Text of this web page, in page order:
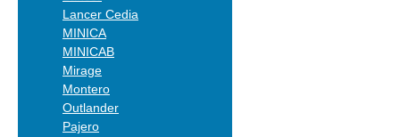
Lancer Cedia
MINICA
MINICAB
Mirage
Montero
Outlander
Pajero